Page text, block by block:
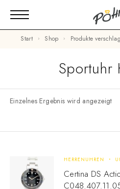
Start Shop Produkte
Sportuhr
Einzelnes Ergebnis wird angezeigt
HERRENUHREN
Certina DS